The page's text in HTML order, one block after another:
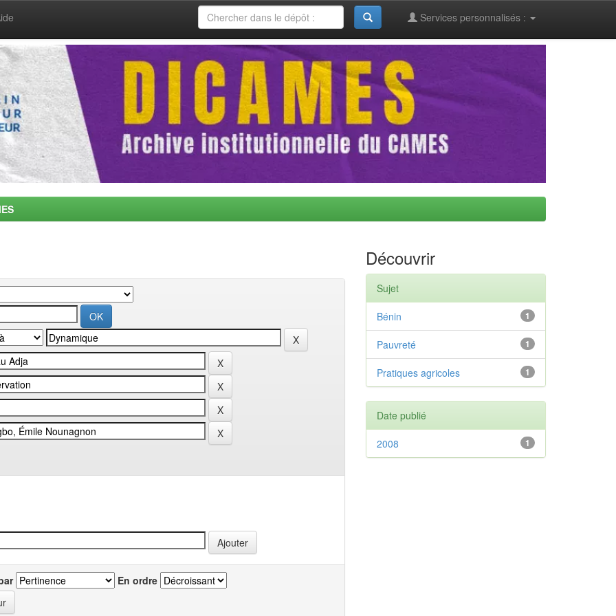
Services personnalisés :
En ordre
Découvrir
Sujet
1
Bénin
1
Pauvreté
1
Pratiques agricoles
Date publié
1
2008